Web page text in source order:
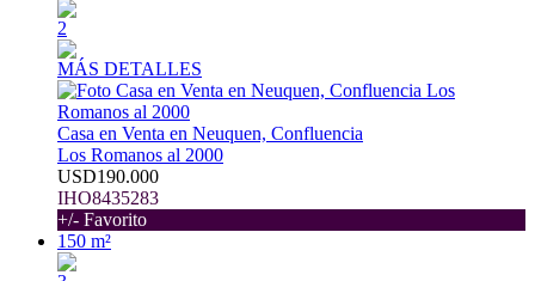
2
MÁS DETALLES
Casa en Venta en Neuquen, Confluencia
Los Romanos al 2000
USD190.000
IHO8435283
+/- Favorito
150 m²